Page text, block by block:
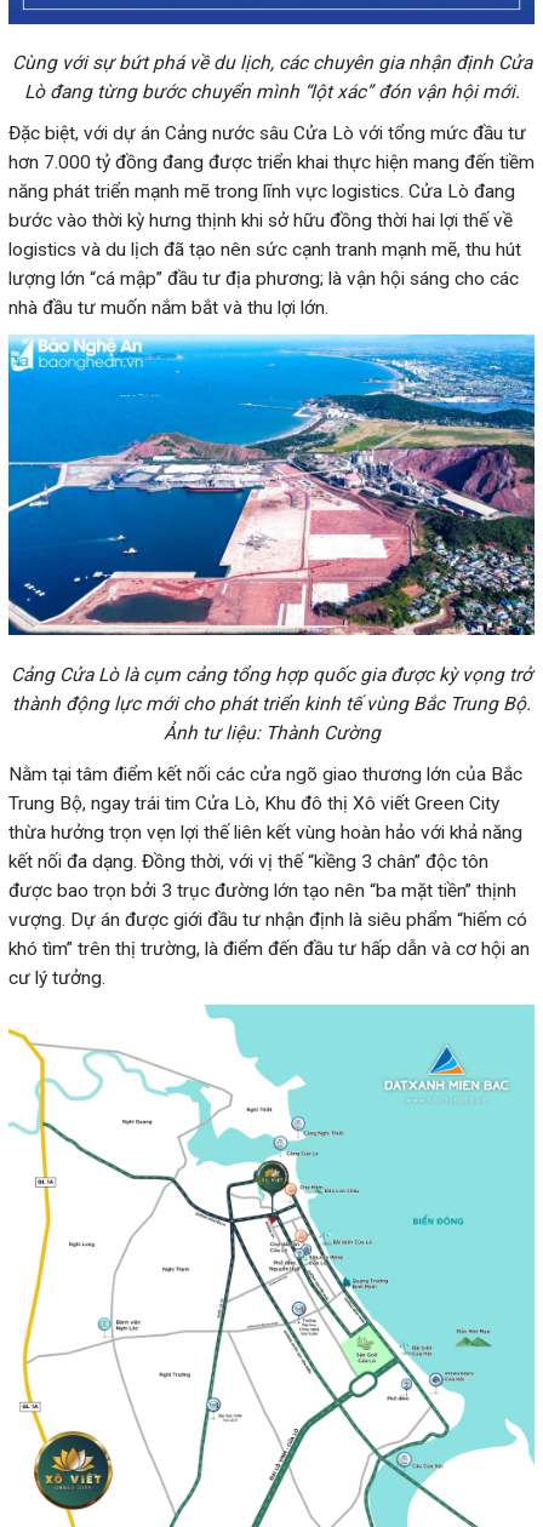
Cùng với sự bứt phá về du lịch, các chuyên gia nhận định Cửa
Lò đang từng bước chuyển mình “lột xác” đón vận hội mới.
hơn 7.000 tỷ đồng đang được triển khai thực hiện mang đến tiềm
năng phát triển mạnh mẽ trong lĩnh vực logistics. Cửa Lò đang
bước vào thời kỳ hưng thịnh khi sở hữu đồng thời hai lợi thế về
logistics và du lịch đã tạo nên sức cạnh tranh mạnh mẽ, thu hút
lượng lớn “cá mập” đầu tư địa phương; là vận hội sáng cho các
thành động lực mới cho phát triển kinh tế vùng Bắc Trung Bộ.
Ảnh tư liệu: Thành Cường
Trung Bộ, ngay trái tim Cửa Lò, Khu đô thị Xô viết Green City
thừa hưởng trọn vẹn lợi thế liên kết vùng hoàn hảo với khả năng
kết nối đa dạng. Đồng thời, với vị thế “kiềng 3 chân” độc tôn
được bao trọn bởi 3 trục đường lớn tạo nên “ba mặt tiền” thịnh
vượng. Dự án được giới đầu tư nhận định là siêu phẩm “hiếm có
khó tìm” trên thị trường, là điểm đến đầu tư hấp dẫn và cơ hội an